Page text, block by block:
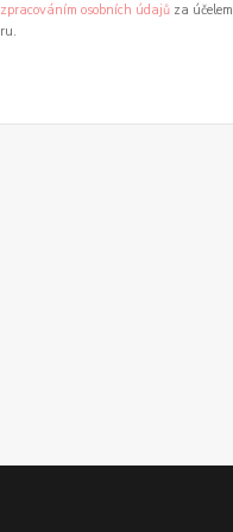
zpracováním osobních údajů za účelem